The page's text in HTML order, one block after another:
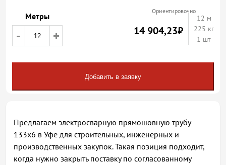
Метры
- +
Ориентировочно
14 904,23₽
12 м
225 кг
1 шт
Добавить в заявку
Предлагаем электросварную прямошовную трубу
133х6 в Уфе для строительных, инженерных и
производственных закупок. Такая позиция подходит,
когда нужно закрыть поставку по согласованному